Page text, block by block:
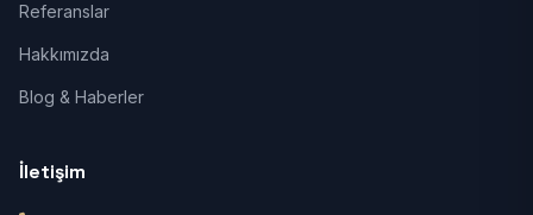
Referanslar
Hakkımızda
Blog & Haberler
İletişim